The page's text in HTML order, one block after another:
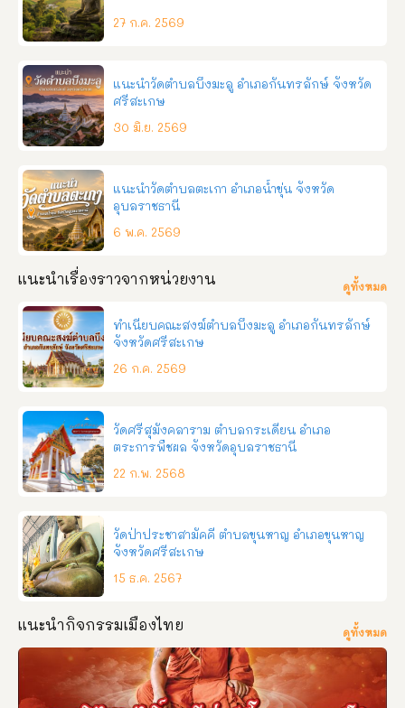
ขอนแก่น ช่องทางการติดต่อ โทร:090-3413801,093–7933700
Facebook: ที่พักเขาสวนกวาง โรงแรมเวลล์เฮ้าส์
27 ก.ค. 2569
แนะนำวัดตำบลบึงมะลู อำเภอกันทรลักษ์ จังหวัด
ศรีสะเกษ
30 มิ.ย. 2569
แนะนำวัดตำบลตะเกา อำเภอน้ำขุ่น จังหวัด
อุบลราชธานี
6 พ.ค. 2569
แนะนำเรื่องราวจากหน่วยงาน ดูทั้งหมด
ทำเนียบคณะสงฆ์ตำบลบึงมะลู อำเภอกันทรลักษ์
จังหวัดศรีสะเกษ
26 ก.ค. 2569
วัดศรีสุมังคลาราม ตำบลกระเดียน อำเภอ
ตระการพืชผล จังหวัดอุบลราชธานี
22 ก.พ. 2568
วัดป่าประชาสามัคคี ตำบลขุนหาญ อำเภอขุนหาญ
จังหวัดศรีสะเกษ
15 ธ.ค. 2567
แนะนำกิจกรรมเมืองไทย ดูทั้งหมด